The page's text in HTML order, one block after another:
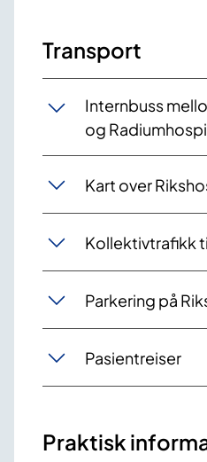
Transport
Internbuss
og
Kart over
Kollektivtrafikk
Parkering på
Pasientreiser
Praktisk